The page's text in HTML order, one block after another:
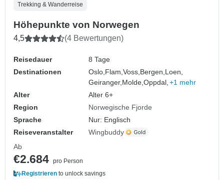
Trekking & Wanderreise
Höhepunkte von Norwegen
4,5 (4 Bewertungen)
Reisedauer
8 Tage
Destinationen
Oslo, Flam,Voss, Bergen, Loen,
Geiranger, Molde,Oppdal, +1 mehr
Alter
Alter 6+
Region
Norwegische Fjorde
Sprache
Nur: Englisch
Reiseveranstalter
Wingbuddy
Ab
€2.684 pro Person
Registrieren to unlock savings